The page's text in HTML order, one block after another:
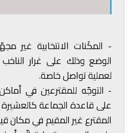
- المكَنات الانتخابية غير
الوضع وذلك على غرار
لعملية تواصل خاصة.
- التوجّه للمقترعين في
على قاعدة الجماعة كالعشيرة
المقترع غير المقيم في مكان